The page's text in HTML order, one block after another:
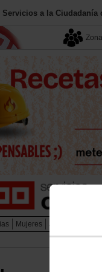
Servicios a la Ciudadanía
Mujeres Juventud